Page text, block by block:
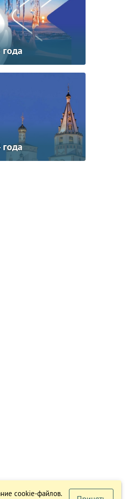
cookie-файлов.